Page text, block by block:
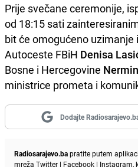
Prije svečane ceremonije,
od 18:15 sati
bit će omogućeno uzimanje
Autoceste FBiH Denisa
Bosne i Hercegovine
ministrice prometa i
Dodajte
Radiosarajevo.bapratite putem
mreža Twitter | Facebook | Instagram,